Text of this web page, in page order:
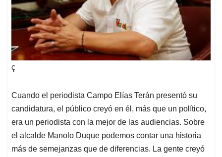
ç
Cuando el periodista Campo Elías Terán presentó su
candidatura, el público creyó en él, más que un político,
era un periodista con la mejor de las audiencias. Sobre
el alcalde Manolo Duque podemos contar una historia
más de semejanzas que de diferencias. La gente creyó